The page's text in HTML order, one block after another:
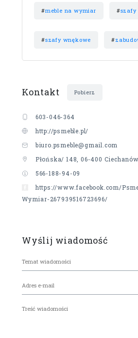
#meble na wymiar #szafy
#szafy wnękowe #
Kontakt Pobierz
603-046-364
http://psmeble.pl/
biuro.psmeble@gmail.com
Płońska/ 148, 06-400 Ciechanów
566-188-94-09
https://www.facebook.com/
Wymiar-267939516723696/
Wyślij wiadomość